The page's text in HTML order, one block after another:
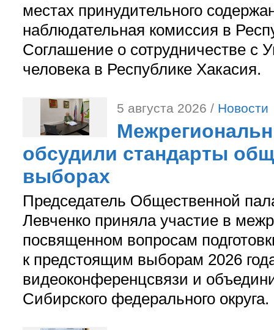
местах принудительного
наблюдательная комиссия в
Соглашение о сотрудничестве с
человека в Республике Хакасия.
5 августа 2026 / Новости
обсудили стандарты
выборах
Председатель Общественной
Левченко приняла участие в
посвященном вопросам
к предстоящим выборам 2026
видеоконференцсвязи и
Сибирского федерального округа.